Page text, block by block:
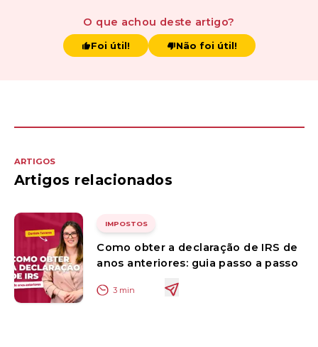
O que achou deste artigo?
Foi útil! Não foi útil!
ARTIGOS
Artigos relacionados
IMPOSTOS
Como obter a declaração de IRS de
anos anteriores: guia passo a passo
3 min